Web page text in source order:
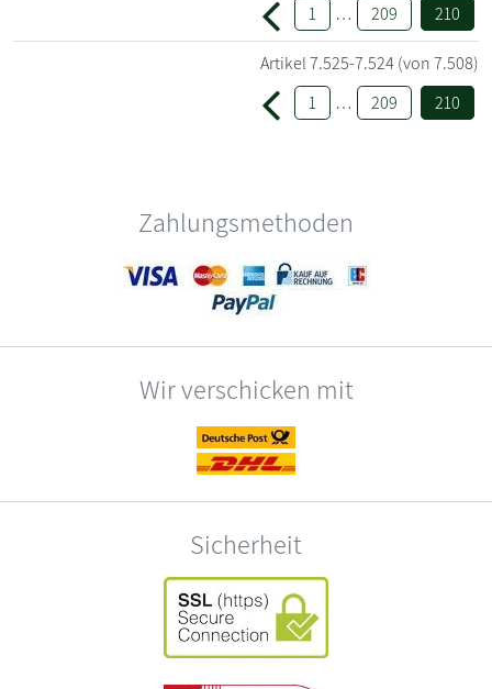
1
… 209 210
Artikel7.525-7.524(von 7.508)
1
… 209 210
Zahlungsmethoden
Wir verschicken mit
Sicherheit